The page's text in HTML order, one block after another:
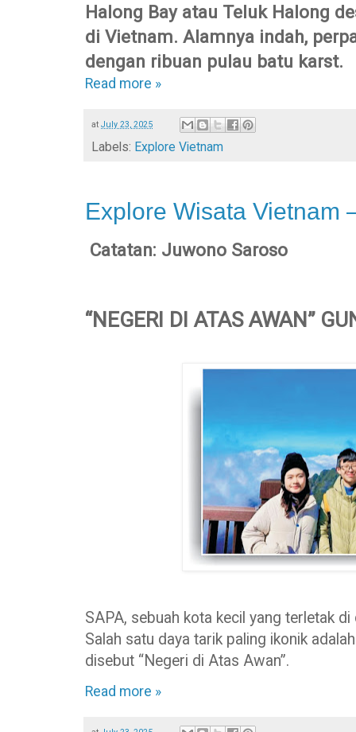
Halong Bay atau Teluk Halong
di Vietnam. Alamnya indah,
dengan ribuan pulau batu karst.
Read more »
at July 23, 2025
Labels: Explore Vietnam
Explore Wisata Vietnam
Catatan: Juwono Saroso
“NEGERI DI ATAS AWAN”
SAPA, sebuah kota kecil yang terletak
Salah satu daya tarik paling ikonik
disebut “Negeri di Atas Awan”.
Read more »